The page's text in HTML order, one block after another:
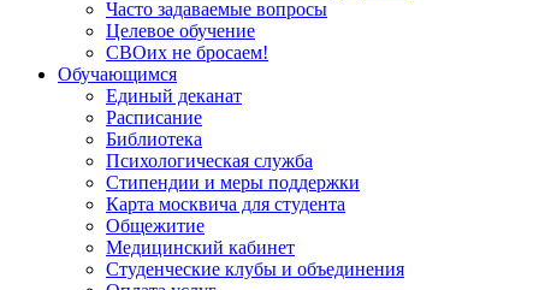
Часто задаваемые вопросы
Целевое обучение
СВОих не бросаем!
Обучающимся
Единый деканат
Расписание
Библиотека
Психологическая служба
Стипендии и меры поддержки
Карта москвича для студента
Общежитие
Медицинский кабинет
Студенческие клубы и объединения